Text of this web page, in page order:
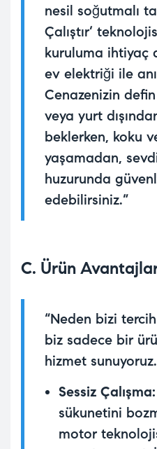
nesil soğutmalı
Çalıştır’
kuruluma ihtiyaç
ev elektriği ile
Cenazenizin
veya yurt
beklerken, koku
yaşamadan,
huzurunda
edebilirsiniz.”
C. Ürün
“Neden bizi
biz sadece bir
hizmet sunuyoruz.
Sessiz Çalışma:
sükunetini
motor